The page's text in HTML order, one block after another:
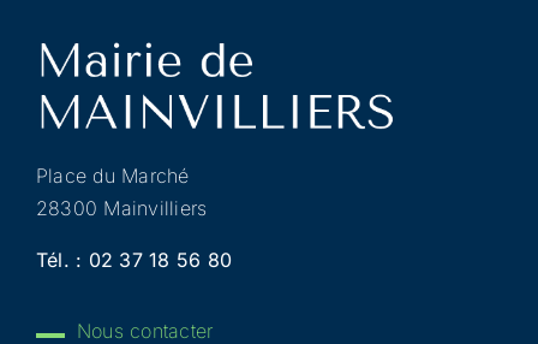
Place du Marché
28300 Mainvilliers
Tél. : 02 37 18 56 80
Nous contacter